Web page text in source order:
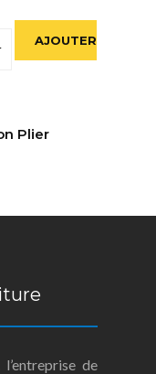
AJOUTER
Plier
de